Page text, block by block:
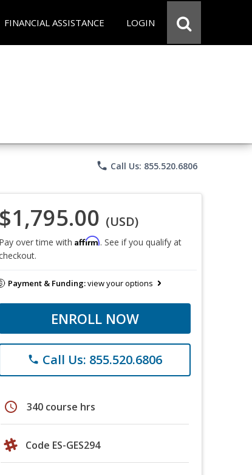
FINANCIAL ASSISTANCE LOGIN
phone Call Us: 855.520.6806
$1,795.00 (USD)
Pay over time with Affirm. See if you qualify at
Payment & Funding:view your options
ENROLL NOW
phone Call Us: 855.520.6806
schedule 340 course hrs
Code ES-GES294